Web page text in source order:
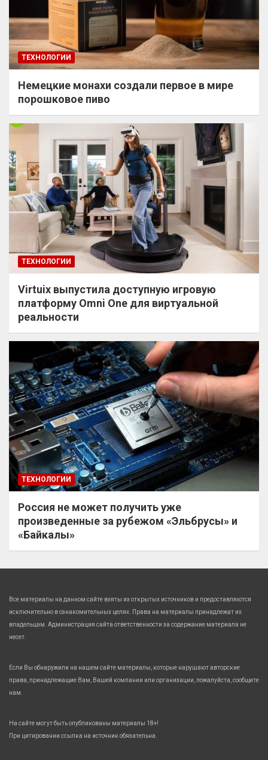
ТЕХНОЛОГИИ
Немецкие монахи создали первое в мире
порошковое пиво
ТЕХНОЛОГИИ
Virtuix выпустила доступную игровую
платформу Omni One для виртуальной
реальности
ТЕХНОЛОГИИ
Россия не может получить уже
произведенные за рубежом «Эльбрусы» и
«Байкалы»
Все материалы на данном сайте взяты из открытых источников и предоставляются
исключительно в ознакомительных целях. Права на материалы принадлежат их
владельцам. Администрация сайта ответственности за содержание материала не
несет.
Если Вы обнаружили на нашем сайте материалы, которые нарушают авторские
права, принадлежащие Вам, Вашей компании или организации, пожалуйста, сообщите
нам.
На сайте могут быть опубликованы материалы 18+!
При цитировании ссылка на источник обязательна.